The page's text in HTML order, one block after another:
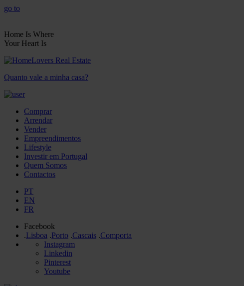
go to
Home Is Where
Your Heart Is
Quanto vale a minha casa?
Comprar
Arrendar
Vender
Empreendimentos
Lifestyle
Investir em Portugal
Quem Somos
Contactos
PT
EN
FR
Facebook
.Lisboa .Porto .Cascais .Comporta
Instagram
Linkedin
Pinterest
Youtube